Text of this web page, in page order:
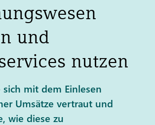
und
nutzen
sich mit dem Einlesen
Umsätze vertraut und
wie diese zu